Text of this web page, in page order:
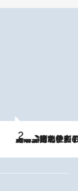
2026.8.3
《「文士の子ども被害者の会」発足！》阿川佐和子（72）が語る遠藤周作に北杜夫、劇作家・矢代静一の子どもたちの“文豪プライベート事件簿”